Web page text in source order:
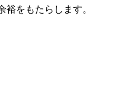
裕をもたらします。